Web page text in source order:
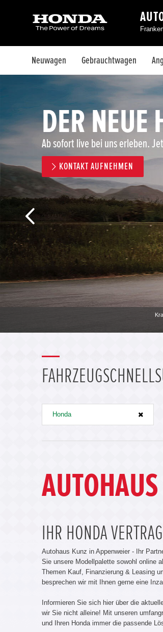
Neuwagen Gebrauchtwagen
DER NEUE
Ab sofort live bei uns erleben.
KONTAKT AUFNEHMEN
Honda
IHR HONDA
Autohaus Kunz in Appenweier - Ihr
Sie unsere Modellpalette sowohl online
Themen Kauf, Finanzierung & Leasing
besprechen wir mit Ihnen gerne eine
Informieren Sie sich hier über die
wir Sie nicht alleine! Mit unseren
und Ihren Honda immer die passende